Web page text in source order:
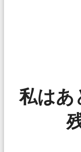
私はあ